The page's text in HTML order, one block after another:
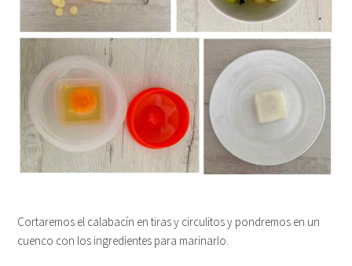
Cortaremos el calabacín en tiras y circulitos y pondremos en un
cuenco con los ingredientes para marinarlo.